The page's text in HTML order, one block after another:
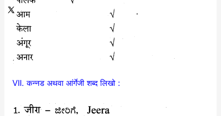
VII. कन्नड अथवा आंर्गेजी शब्द लिखो :